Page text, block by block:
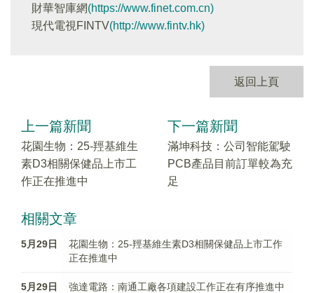
財華智庫網(https://www.finet.com.cn)
現代電視FINTV(http://www.fintv.hk)
返回上頁
上一篇新聞
花園生物：25-羥基維生
素D3相關保健品上市工
作正在推進中
下一篇新聞
滿坤科技：公司智能駕駛
PCB產品目前訂單較為充
足
相關文章
5月29日
花園生物：25-羥基維生素D3相關保健品上市工作
正在推進中
5月29日
強達電路：南通工廠各項建設工作正在有序推進中